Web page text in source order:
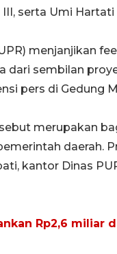
serta Umi
menjanjikan
dari sembilan
pers di Gedung
merupakan
daerah.
kantor Dinas
Rp2,6 miliar